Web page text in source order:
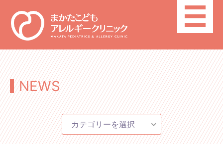
toggle
NEWS
カテゴリーを選択